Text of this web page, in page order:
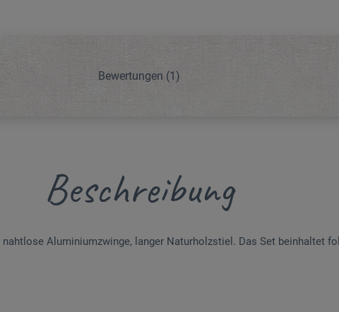
Bewertungen (1)
Beschreibung
Aluminiumzwinge, langer Naturholzstiel. Das Set beinhaltet